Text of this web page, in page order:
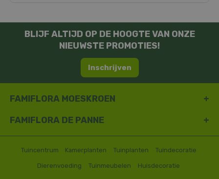
BLIJF ALTIJD OP DE HOOGTE VAN ONZE
NIEUWSTE PROMOTIES!
Inschrijven
FAMIFLORA MOESKROEN
FAMIFLORA DE PANNE
Tuincentrum Kamerplanten Tuinplanten Tuindecoratie
Dierenvoeding Tuinmeubelen Huisdecoratie